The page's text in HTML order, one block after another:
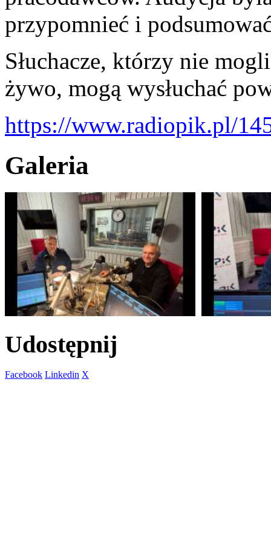
przypomnieć i
Słuchacze, którzy nie
żywo, mogą wysłuchać
https://www.radiopik.pl/
Galeria
Udostępnij
Facebook Linkedin X